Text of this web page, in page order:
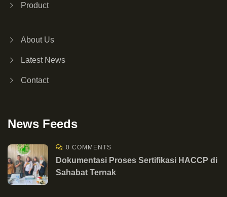
Product
About Us
Latest News
Contact
News Feeds
0 COMMENTS
Dokumentasi Proses Sertifikasi HACCP di
Sahabat Ternak